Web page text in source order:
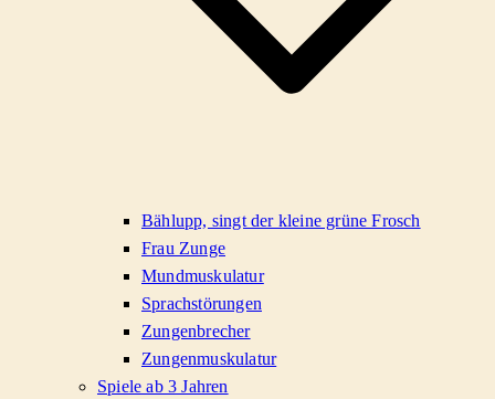
Bählupp, singt der kleine grüne Frosch
Frau Zunge
Mundmuskulatur
Sprachstörungen
Zungenbrecher
Zungenmuskulatur
Spiele ab 3 Jahren